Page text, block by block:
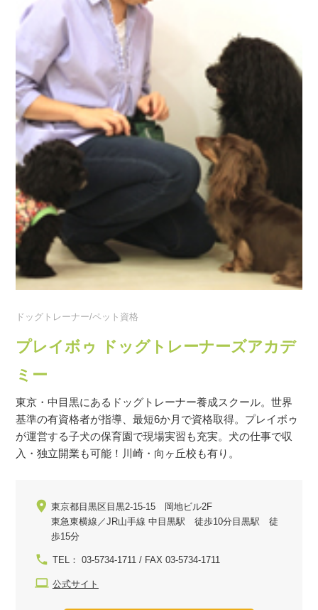
ドッグトレーナー/ペット資格
プレイボゥ ドッグトレーナーズアカデ
ミー
東京・中目黒にあるドッグトレーナー養成スクール。世界
基準の有資格者が指導、最短6か月で資格取得。プレイボゥ
が運営する子犬の保育園で現場実習も充実。犬の仕事で収
入・独立開業も可能！川崎・向ヶ丘校も有り。
東京都目黒区目黒2-15-15 岡地ビル2F
東急東横線／JR山手線 中目黒駅 徒歩10分目黒駅 徒
歩15分
TEL： 03-5734-1711 / FAX 03-5734-1711
公式サイト